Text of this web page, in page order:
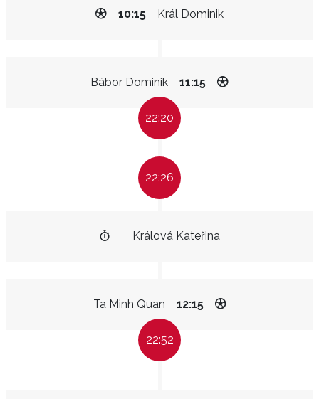
Král Dominik
10:15
Bábor Dominik 11:15
22:20
22:26
Králová Kateřina
Ta Minh Quan 12:15
22:52